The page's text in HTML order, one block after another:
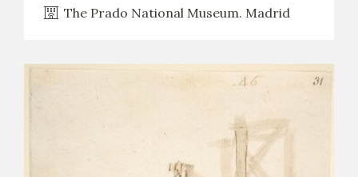
The Prado National Museum. Madrid